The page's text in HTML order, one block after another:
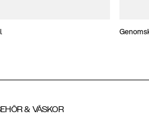
& VÄSKOR